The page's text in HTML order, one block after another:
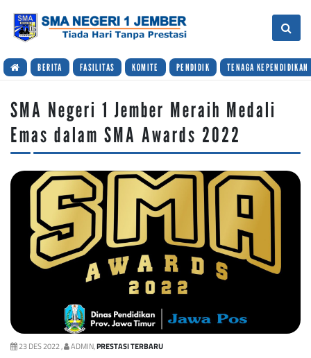
BERITA FASILITAS KOMITE PENDIDIK TENAGA KEPENDIDIKAN
SMA Negeri 1 Jember Meraih Medali
Emas dalam SMA Awards 2022
23 DES 2022 , ADMIN,PRESTASI TERBARU